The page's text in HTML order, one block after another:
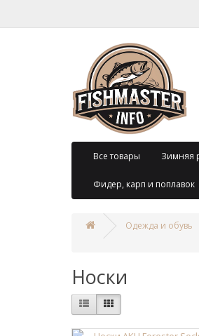
Все товары Зимняя
Фидер, карп и поплавок
Одежда и обувь
Носки